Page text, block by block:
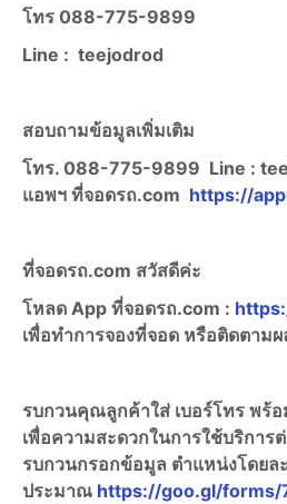
โทร 088-775-9899
Line : teejodrod
สอบถามข้อมูลเพิ่มเติม
โทร. 088-775-9899 Line :
แอพฯ ที่จอดรถ.com https://
ที่จอดรถ.com สวัสดีค่ะ
โหลด App ที่จอดรถ.com :
เพื่อทำการจองที่จอด หรือติดตาม
รบกวนคุณลูกค้าใส่ เบอร์โทร พร้
เพื่อความสะดวกในการใช้บริกา
รบกวนกรอกข้อมูล ตำแหน่งโดยล
ประมาณ https://goo.gl/forms/